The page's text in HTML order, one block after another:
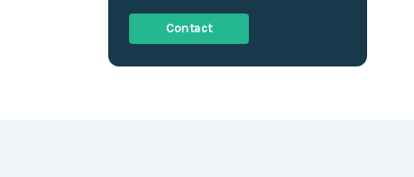
Contact